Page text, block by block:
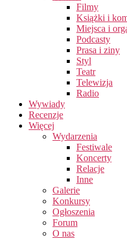
Filmy
Książki i
Miejsca i
Podcasty
Prasa i ziny
Styl
Teatr
Telewizja
Radio
Wywiady
Recenzje
Więcej
Wydarzenia
Festiwale
Koncerty
Relacje
Inne
Galerie
Konkursy
Ogłoszenia
Forum
O nas